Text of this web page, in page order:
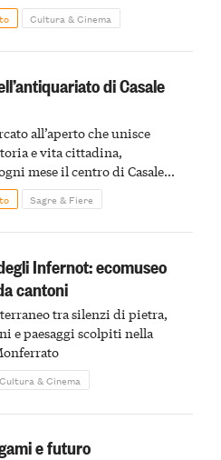
Cultura & Cinema
di Casale
all’aperto che unisce
e vita cittadina,
mese il centro di Casale
luogo di scoperta e racconto
Sagre & Fiere
Infernot: ecomuseo
cantoni
tra silenzi di pietra,
e paesaggi scolpiti nella
Cultura & Cinema
e futuro